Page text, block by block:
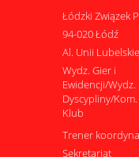
Łódzki Związek
94-020 Łódź
Al. Unii
Wydz. Gier i
Ewidencji/Wydz.
Dyscypliny/Kom.
Klub
Trener
Sekretariat